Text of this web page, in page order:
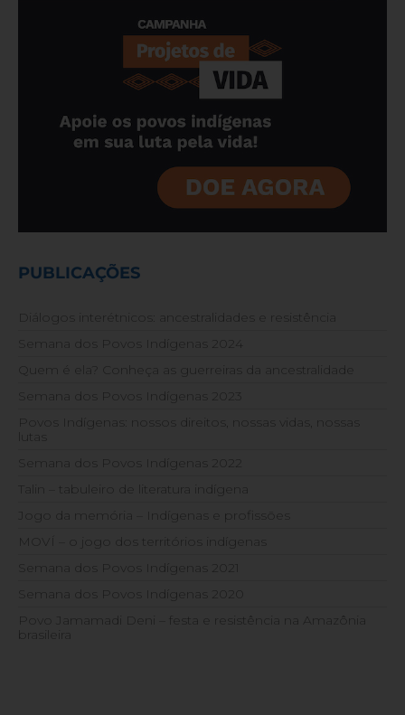
PUBLICAÇÕES
Diálogos interétnicos: ancestralidades e resistência
Semana dos Povos Indígenas 2024
Quem é ela? Conheça as guerreiras da ancestralidade
Semana dos Povos Indígenas 2023
Povos Indígenas: nossos direitos, nossas vidas, nossas
lutas
Semana dos Povos Indígenas 2022
Talin – tabuleiro de literatura indígena
Jogo da memória – Indígenas e profissões
MOVÍ – o jogo dos territórios indígenas
Semana dos Povos Indígenas 2021
Semana dos Povos Indígenas 2020
Povo Jamamadi Deni – festa e resistência na Amazônia
brasileira